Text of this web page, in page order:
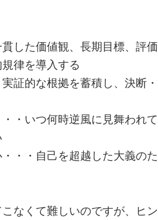
した価値観、長期目標、評
律を導入する
証的な根拠を蓄積し、決断
・いつ何時逆風に見舞われ
・・自己を超越した大義の
なくて難しいのですが、ヒ